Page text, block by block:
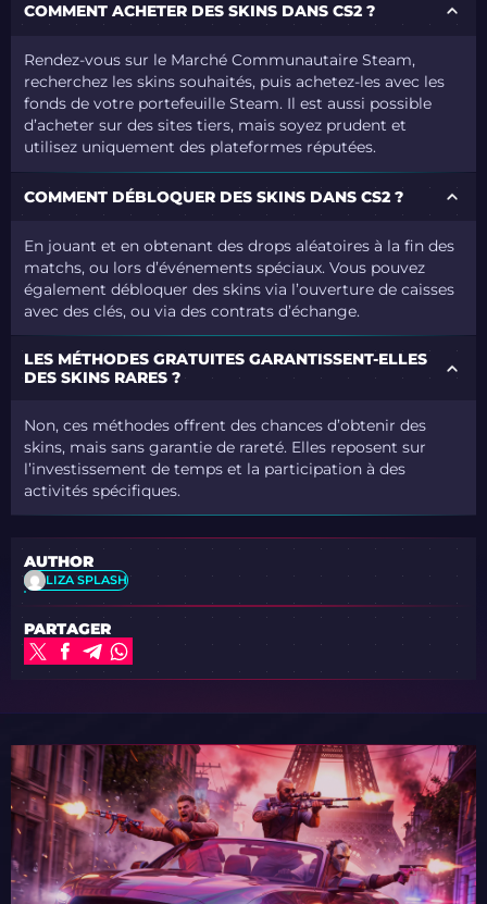
COMMENT ACHETER DES SKINS DANS CS2 ?
Rendez-vous sur le Marché Communautaire Steam,
recherchez les skins souhaités, puis achetez-les avec les
fonds de votre portefeuille Steam. Il est aussi possible
d’acheter sur des sites tiers, mais soyez prudent et
utilisez uniquement des plateformes réputées.
COMMENT DÉBLOQUER DES SKINS DANS CS2 ?
En jouant et en obtenant des drops aléatoires à la fin des
matchs, ou lors d’événements spéciaux. Vous pouvez
également débloquer des skins via l’ouverture de caisses
avec des clés, ou via des contrats d’échange.
LES MÉTHODES GRATUITES GARANTISSENT-ELLES
DES SKINS RARES ?
Non, ces méthodes offrent des chances d’obtenir des
skins, maissans garantie de rareté. Elles reposent sur
l’investissement de temps et la participation à des
activités spécifiques.
AUTHOR
LIZA SPLASH
PARTAGER